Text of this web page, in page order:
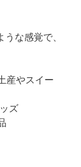
な感覚で、
産やスイー
ズ